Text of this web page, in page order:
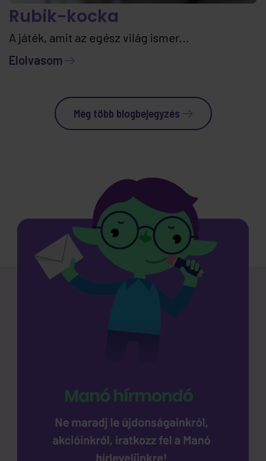
Rubik-kocka
A játék, amit az egész világ ismer...
Elolvasom
Még több blogbejegyzés